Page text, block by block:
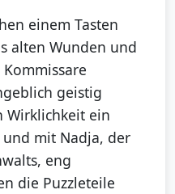
einem Tasten
alten Wunden und
geistig
Wirklichkeit ein
mit Nadja, der
eng
die Puzzleteile